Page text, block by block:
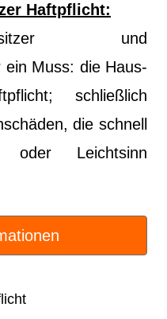
Haft­pflicht:
und
Muss: die Haus-
schließlich
die schnell
oder Leichtsinn